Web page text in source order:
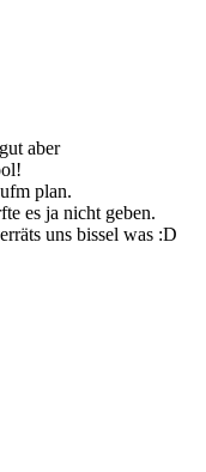
aber
plan.
es ja nicht geben.
uns bissel was :D